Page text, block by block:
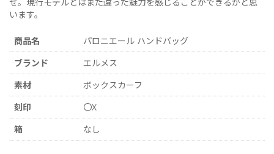
います。
商品名
パロニエール ハンドバッグ
ブランド
エルメス
素材
ボックスカーフ
刻印
〇X
箱
なし